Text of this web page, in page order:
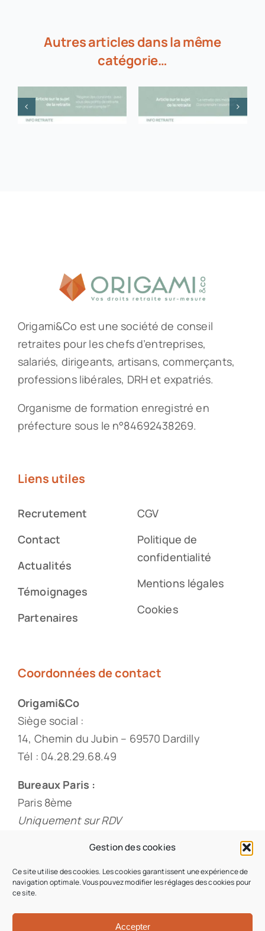
Gestion des cookies
Ce site utilise des cookies. Les cookies garantissent une expérience de
navigation optimale. Vous pouvez modifier les réglages des cookies pour
ce site.
Accepter
Autres articles dans la même
catégorie…
Origami&Co est une société de conseil
retraites pour les chefs d’entreprises,
salariés, dirigeants, artisans, commerçants,
professions libérales, DRH et expatriés.
Organisme de formation enregistré en
préfecture sous le n°84692438269.
Liens utiles
Recrutement
Contact
Actualités
Témoignages
Partenaires
CGV
Politique de
confidentialité
Mentions légales
Cookies
Coordonnées de contact
Origami&Co
Siège social :
14, Chemin du Jubin – 69570 Dardilly
Tél : 04.28.29.68.49
Bureaux Paris :
Paris 8ème
Uniquement sur RDV
Conception du site : Iziweb Consulting